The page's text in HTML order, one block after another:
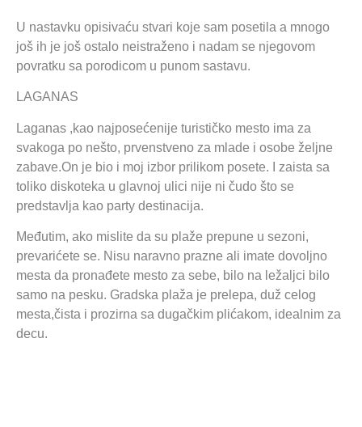
U nastavku opisivaću stvari koje sam posetila a mnogo
još ih je još ostalo neistraženo i nadam se njegovom
povratku sa porodicom u punom sastavu.
LAGANAS
Laganas ,kao najposećenije turističko mesto ima za
svakoga po nešto, prvenstveno za mlade i osobe željne
zabave.On je bio i moj izbor prilikom posete. I zaista sa
toliko diskoteka u glavnoj ulici nije ni čudo što se
predstavlja kao party destinacija.
Međutim, ako mislite da su plaže prepune u sezoni,
prevarićete se. Nisu naravno prazne ali imate dovoljno
mesta da pronađete mesto za sebe, bilo na ležaljci bilo
samo na pesku. Gradska plaža je prelepa, duž celog
mesta,čista i prozirna sa dugačkim plićakom, idealnim za
decu.